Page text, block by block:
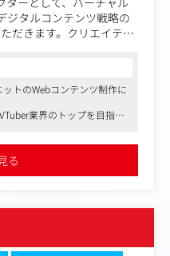
、Instagram、TikTo
など
ーム、インフルエンサー
施策、IPプロモーシ
策など
ジタルコンテンツ戦略の
だきます。クリエイティ
いただきます。
の立案と実行
ルプラットフォームの企
その改善施策の立案
テークホルダーとの連
トのWebコンテンツ制作に
業界のトップを目指す
る